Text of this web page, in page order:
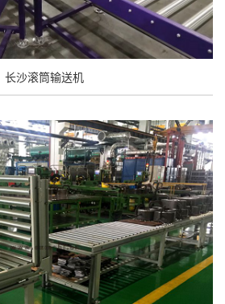
长沙滚筒输送机